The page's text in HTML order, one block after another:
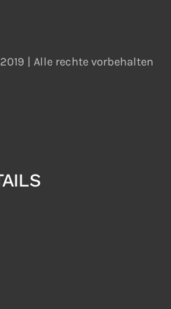
| Alle rechte vorbehalten